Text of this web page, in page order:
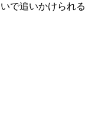
で追いかけられる